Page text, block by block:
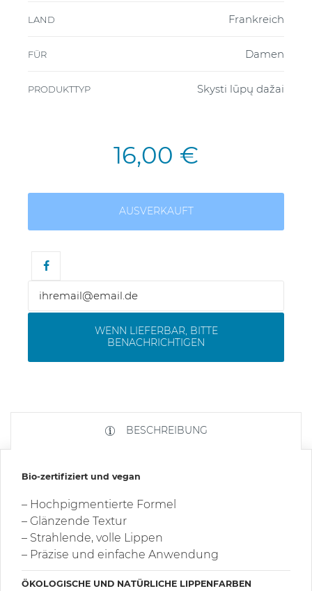
LAND Frankreich
FÜR Damen
PRODUKTTYP Skysti lūpų dažai
16,00 €
AUSVERKAUFT
WENN LIEFERBAR, BITTE
BENACHRICHTIGEN
BESCHREIBUNG
Bio-zertifiziert und vegan
– Hochpigmentierte Formel
– Glänzende Textur
– Strahlende, volle Lippen
– Präzise und einfache Anwendung
ÖKOLOGISCHE UND NATÜRLICHE LIPPENFARBEN